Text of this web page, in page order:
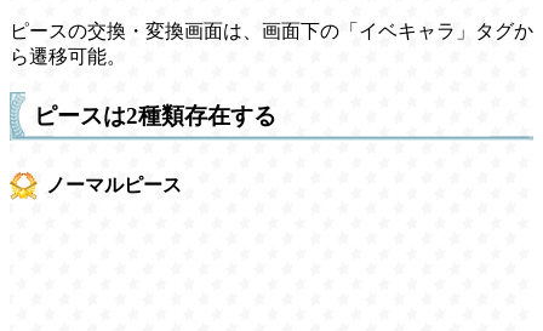
ピースの交換・変換画面は、画面下の「イベキャラ」タグか
ら遷移可能。
ピースは2種類存在する
ノーマルピース